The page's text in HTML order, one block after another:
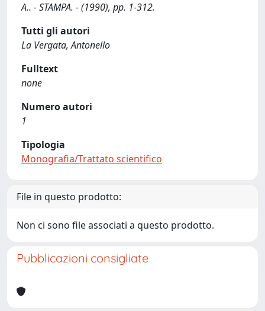
A.. - STAMPA. - (1990), pp. 1-312.
Tutti gli autori
La Vergata, Antonello
Fulltext
none
Numero autori
1
Tipologia
Monografia/Trattato scientifico
File in questo prodotto:
Non ci sono file associati a questo prodotto.
Pubblicazioni consigliate